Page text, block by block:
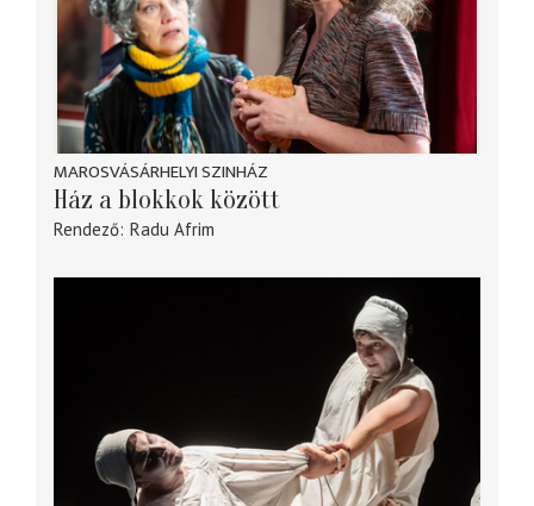
MAROSVÁSÁRHELYI SZINHÁZ
Ház a blokkok között
Rendező Radu Afrim